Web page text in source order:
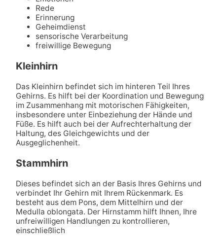
Rede
Erinnerung
Geheimdienst
sensorische Verarbeitung
freiwillige Bewegung
Kleinhirn
Das Kleinhirn befindet sich im hinteren Teil Ihres
Gehirns. Es hilft bei der Koordination und Bewegung
im Zusammenhang mit motorischen Fähigkeiten,
insbesondere unter Einbeziehung der Hände und
Füße. Es hilft auch bei der Aufrechterhaltung der
Haltung, des Gleichgewichts und der
Ausgeglichenheit.
Stammhirn
Dieses befindet sich an der Basis Ihres Gehirns und
verbindet Ihr Gehirn mit Ihrem Rückenmark. Es
besteht aus dem Pons, dem Mittelhirn und der
Medulla oblongata. Der Hirnstamm hilft Ihnen, Ihre
unfreiwilligen Handlungen zu kontrollieren,
einschließlich